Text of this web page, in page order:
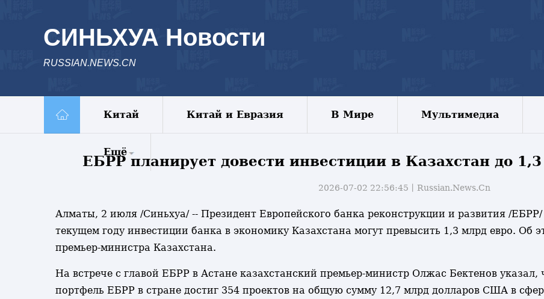
СИНЬХУА Новости
RUSSIAN.NEWS.CN
Китай Китай и Евразия В Мире Мультимедиа
Ещё
Видео
Фото
Спецрепортажи
ЕБРР планирует довести инвестиции в Казахстан до
2026-07-02 22:56:45丨 Russian.News.Cn
Алматы, 2 июля /Синьхуа/ -- Президент Европейского банка реконструкции и развития /
текущем году инвестиции банка в экономику Казахстана могут превысить 1,3 млрд евро. Об
премьер-министра Казахстана.
На встрече с главой ЕБРР в Астане казахстанский премьер-министр Олжас Бектенов указал,
портфель ЕБРР в стране достиг 354 проектов на общую сумму 12,7 млрд долларов США в